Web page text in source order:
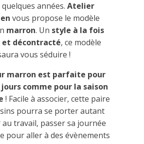
années. Atelier
vous propose le modèle
marron. Un style à la fois
décontracté, ce modèle
vous séduire !
marron est parfaite pour
comme pour la saison
! Facile à associer, cette paire
pourra se porter autant
travail, passer sa journée
pour aller à des évènements